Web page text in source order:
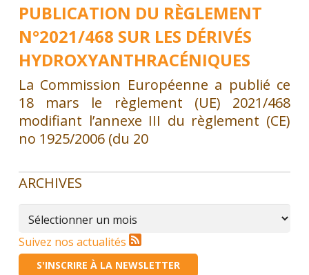
PUBLICATION DU RÈGLEMENT
N°2021/468 SUR LES DÉRIVÉS
HYDROXYANTHRACÉNIQUES
La Commission Européenne a publié ce
18 mars le règlement (UE) 2021/468
modifiant l’annexe III du règlement (CE)
no 1925/2006 (du 20
ARCHIVES
Archives
Suivez nos actualités
S'INSCRIRE À LA NEWSLETTER